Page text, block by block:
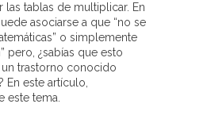
las tablas de multiplicar. En
asociarse a que “no se
o simplemente
pero, ¿sabías que esto
trastorno conocido
este artículo,
este tema.